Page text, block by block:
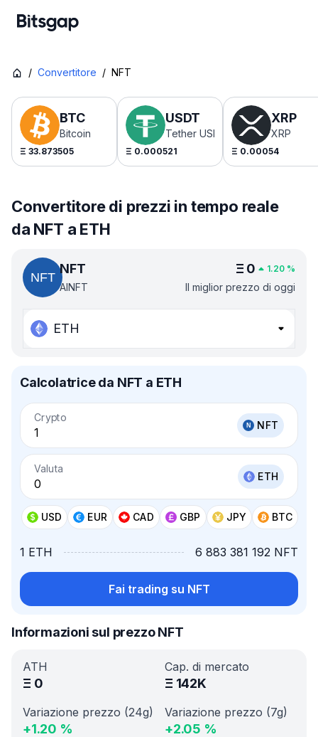
/ Convertitore / NFT
BTC
Bitcoin
Ξ 33.873505
USDT
Tether USDt
Ξ 0.000521
XRP
XRP
Ξ 0.00054
Convertitore di prezzi in tempo reale
da NFT a ETH
NFT
AINFT
Ξ 0 1.20 %
Il miglior prezzo di oggi
ETH
Calcolatrice da NFT a ETH
Crypto
NFT
Valuta
ETH
USD EUR CAD GBP JPY BTC
1 ETH 6 883 381 192 NFT
Fai trading su NFT
Informazioni sul prezzo NFT
ATH
Ξ 0
Cap. di mercato
Ξ 142K
Variazione prezzo (24g)
+1.20 %
Variazione prezzo (7g)
+2.05 %